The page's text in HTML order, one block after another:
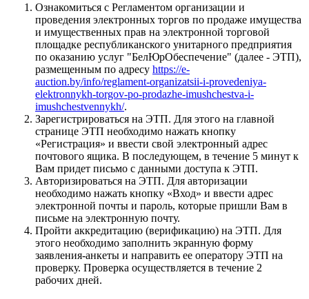
Ознакомиться с Регламентом организации и
проведения электронных торгов по продаже имущества
и имущественных прав на электронной торговой
площадке республиканского унитарного предприятия
по оказанию услуг "БелЮрОбеспечение" (далее - ЭТП),
размещенным по адресу https://e-
auction.by/info/reglament-organizatsii-i-provedeniya-
elektronnykh-torgov-po-prodazhe-imushchestva-i-
imushchestvennykh/.
Зарегистрироваться на ЭТП. Для этого на главной
странице ЭТП необходимо нажать кнопку
«Регистрация» и ввести свой электронный адрес
почтового ящика. В последующем, в течение 5 минут к
Вам придет письмо с данными доступа к ЭТП.
Авторизироваться на ЭТП. Для авторизации
необходимо нажать кнопку «Вход» и ввести адрес
электронной почты и пароль, которые пришли Вам в
письме на электронную почту.
Пройти аккредитацию (верификацию) на ЭТП. Для
этого необходимо заполнить экранную форму
заявления-анкеты и направить ее оператору ЭТП на
проверку. Проверка осуществляется в течение 2
рабочих дней.